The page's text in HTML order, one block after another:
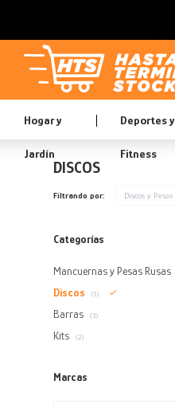
Hogar y
Jardín
Deportes y
Fitness
DISCOS
Filtrando por: Discos y Pesas
Categorías
Mancuernas y Pesas Rusas
Discos (1)
Barras (3)
Kits (2)
Marcas